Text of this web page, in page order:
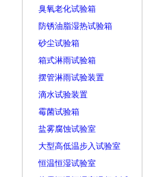
臭氧老化试验箱
防锈油脂湿热试验箱
砂尘试验箱
箱式淋雨试验箱
摆管淋雨试验装置
滴水试验装置
霉菌试验箱
盐雾腐蚀试验室
大型高低温步入试验室
恒温恒湿试验室